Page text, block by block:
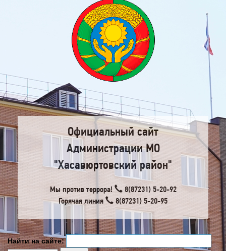
Официальный сайт
Администрации МО
"Хасавюртовский район"
Мы против террора!
8(87231) 5-20-92
Горячая линия
8(87231) 5-20-95
Найти на сайте: